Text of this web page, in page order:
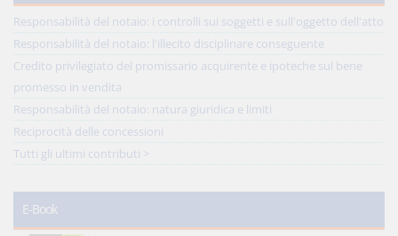
Responsabilità del notaio: i controlli sui soggetti e sull'oggetto dell'atto
Responsabilità del notaio: l'illecito disciplinare conseguente
Credito privilegiato del promissario acquirente e ipoteche sul bene
promesso in vendita
Responsabilità del notaio: natura giuridica e limiti
Reciprocità delle concessioni
Tutti gli ultimi contributi >
E-Book